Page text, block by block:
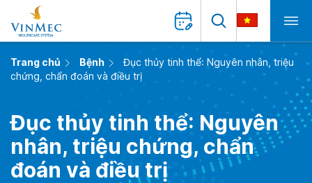
Trang chủ Bệnh
Đục thủy tinh thể: Nguyên nhân, triệu
chứng, chẩn đoán và điều trị
Đục thủy tinh thể: Nguyên
nhân, triệu chứng, chẩn
đoán và điều trị